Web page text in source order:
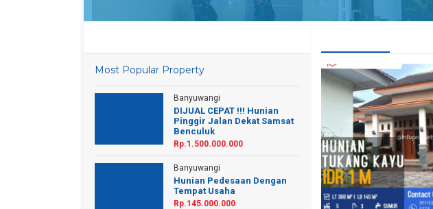
Most Popular Property
Banyuwangi
DIJUAL CEPAT !!! Hunian
Pinggir Jalan Dekat Samsat
Benculuk
Rp.1.500.000.000
Banyuwangi
Hunian Pedesaan Dengan
Tempat Usaha
Rp.145.000.000